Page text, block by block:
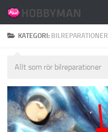
Hoppa till innehåll
KATEGORI: BILREPARATIONER
Allt som rör bilreparationer